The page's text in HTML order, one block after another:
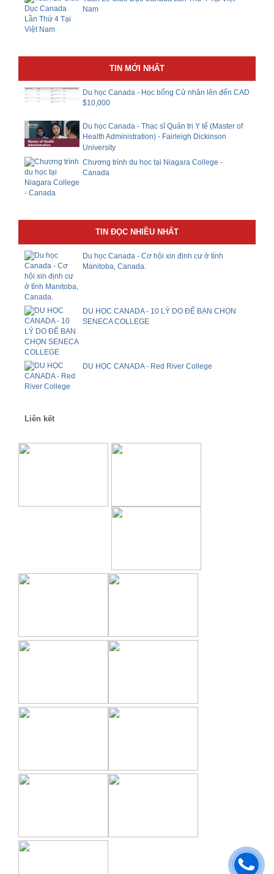
Nam
TIN MỚI NHẤT
Du học Canada - Học bổng Cử nhân lên đến CAD
$10,000
Du học Canada - Thạc sĩ Quản trị Y tế (Master of
Health Administration) - Fairleigh Dickinson
University
Chương trình du học tại Niagara College -
Canada
TIN ĐỌC NHIỀU NHẤT
Du học Canada - Cơ hội xin định cư ở tỉnh
Manitoba, Canada.
DU HỌC CANADA - 10 LÝ DO ĐỂ BẠN CHỌN
SENECA COLLEGE
DU HỌC CANADA - Red River College
Liên kết